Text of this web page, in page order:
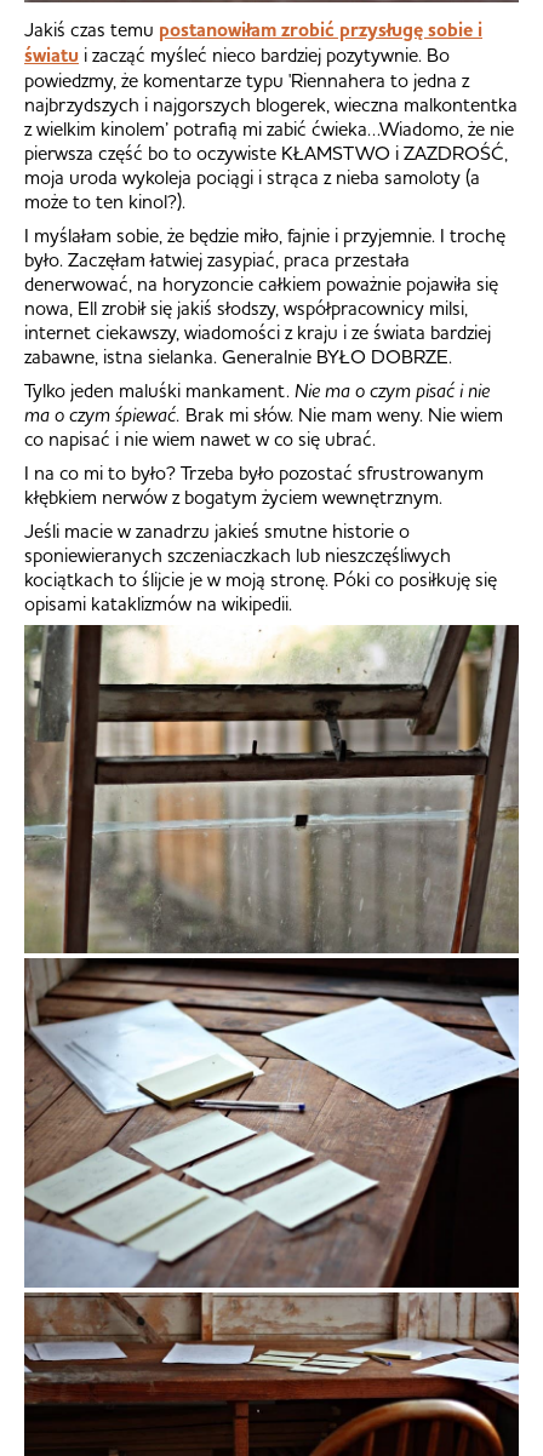
Jakiś czas temu postanowiłam zrobić przysługę sobie i
światu i zacząć myśleć nieco bardziej pozytywnie. Bo
powiedzmy, że komentarze typu 'Riennahera to jedna z
najbrzydszych i najgorszych blogerek, wieczna malkontentka
z wielkim kinolem’ potrafią mi zabić ćwieka…Wiadomo, że nie
pierwsza część bo to oczywiste KŁAMSTWO i ZAZDROŚĆ,
moja uroda wykoleja pociągi i strąca z nieba samoloty (a
może to ten kinol?).
I myślałam sobie, że będzie miło, fajnie i przyjemnie. I trochę
było. Zaczęłam łatwiej zasypiać, praca przestała
denerwować, na horyzoncie całkiem poważnie pojawiła się
nowa, Ell zrobił się jakiś słodszy, współpracownicy milsi,
internet ciekawszy, wiadomości z kraju i ze świata bardziej
zabawne, istna sielanka. Generalnie BYŁO DOBRZE.
Tylko jeden maluśki mankament. Nie ma o czym pisać i nie
ma o czym śpiewać. Brak mi słów. Nie mam weny. Nie wiem
co napisać i nie wiem nawet w co się ubrać.
I na co mi to było? Trzeba było pozostać sfrustrowanym
kłębkiem nerwów z bogatym życiem wewnętrznym.
Jeśli macie w zanadrzu jakieś smutne historie o
sponiewieranych szczeniaczkach lub nieszczęśliwych
kociątkach to ślijcie je w moją stronę. Póki co posiłkuję się
opisami kataklizmów na wikipedii.